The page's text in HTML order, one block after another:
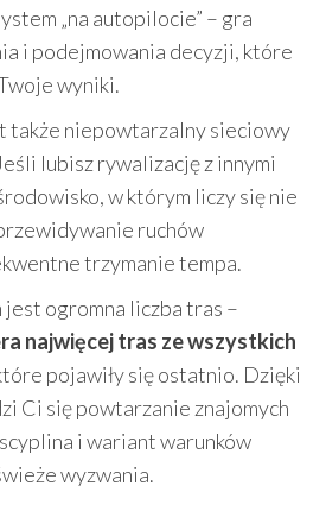
„na autopilocie” – gra
i podejmowania decyzji, które
wyniki.
także niepowtarzalny sieciowy
lubisz rywalizację z innymi
w którym liczy się nie
ruchów
trzymanie tempa.
ogromna liczba tras –
najwięcej tras ze wszystkich
pojawiły się ostatnio. Dzięki
Ci się powtarzanie znajomych
i wariant warunków
wyzwania.